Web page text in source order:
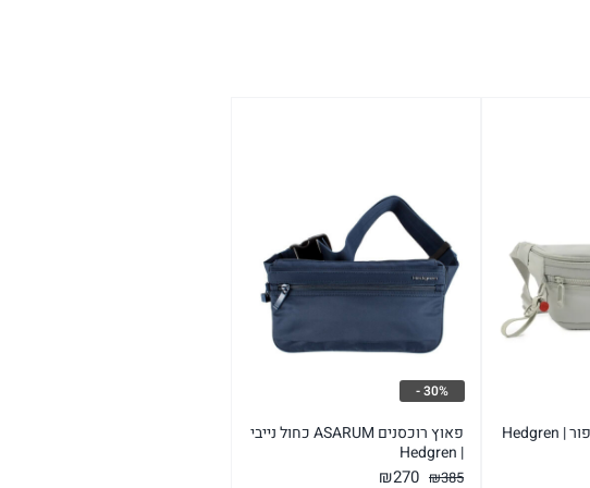
פאוץ רוכסנים ASARUM כחול נייבי
| Hedgren
₪385
המחיר
₪270
30% -